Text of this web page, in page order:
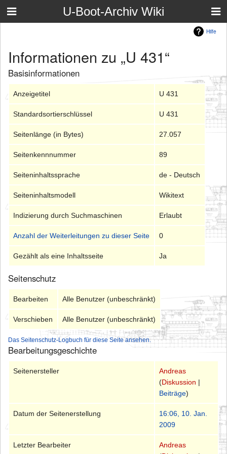
U-Boot-Archiv Wiki
Hilfe
Informationen zu „U 431“
Basisinformationen
Anzeigetitel U 431
Standardsortierschlüssel U 431
Seitenlänge (in Bytes) 27.057
Seitenkennnummer 89
Seiteninhaltssprache de - Deutsch
Seiteninhaltsmodell Wikitext
Indizierung durch Suchmaschinen Erlaubt
Anzahl der Weiterleitungen zu dieser Seite 0
Gezählt als eine Inhaltsseite Ja
Seitenschutz
Bearbeiten Alle Benutzer (unbeschränkt)
Verschieben Alle Benutzer (unbeschränkt)
Das Seitenschutz-Logbuch für diese Seite ansehen.
Bearbeitungsgeschichte
Seitenersteller
Andreas
(Diskussion |
Beiträge)
Datum der Seitenerstellung
16:06, 10. Jan.
2009
Letzter Bearbeiter
Andreas